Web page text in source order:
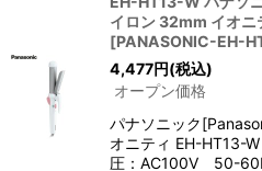
イロン 32mm イオニ
[PANASONIC-EH-
4,477円(税込)
オープン価格
パナソニック
オニティ EH-HT13-
圧：AC100V 50-